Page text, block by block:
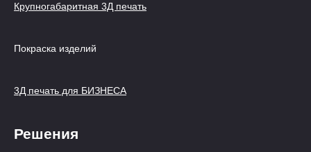
Крупногабаритная 3Д печать
Покраска изделий
3Д печать для БИЗНЕСА
Решения